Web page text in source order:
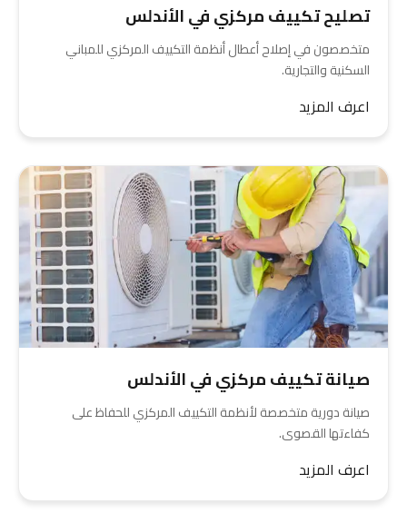
تصليح تكييف مركزي في الأندلس
متخصصون في إصلاح أعطال أنظمة التكييف المركزي للمباني
السكنية والتجارية.
اعرف المزيد
صيانة تكييف مركزي في الأندلس
صيانة دورية متخصصة لأنظمة التكييف المركزي للحفاظ على
كفاءتها القصوى.
اعرف المزيد